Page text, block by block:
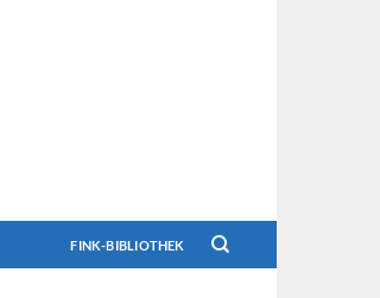
FINK-BIBLIOTHEK